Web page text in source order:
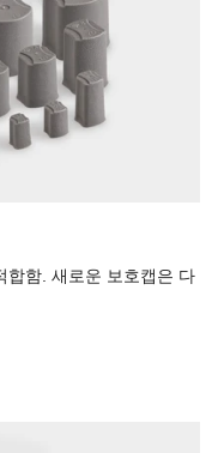
합함. 새로운 보호캡은 다